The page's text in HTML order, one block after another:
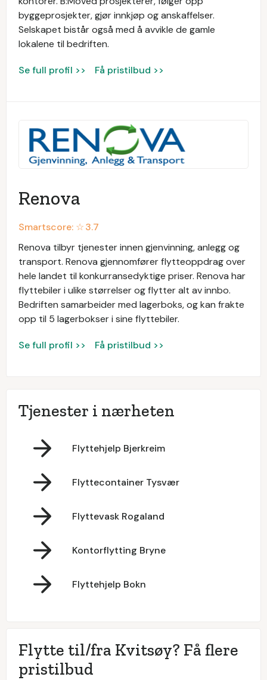
byggeprosjekter, gjør innkjøp og anskaffelser.
Selskapet bistår også med å avvikle de gamle
lokalene til bedriften.
Se full profil >> Få pristilbud >>
Renova
Smartscore: ☆3.7
Renova tilbyr tjenester innen gjenvinning, anlegg og
transport. Renova gjennomfører flytteoppdrag over
hele landet til konkurransedyktige priser. Renova har
flyttebiler i ulike størrelser og flytter alt av innbo.
Bedriften samarbeider med lagerboks, og kan frakte
opp til 5 lagerbokser i sine flyttebiler.
Se full profil >> Få pristilbud >>
Tjenester i nærheten
Flyttehjelp Bjerkreim
Flyttecontainer Tysvær
Flyttevask Rogaland
Kontorflytting Bryne
Flyttehjelp Bokn
Flytte til/fra Kvitsøy? Få flere
pristilbud